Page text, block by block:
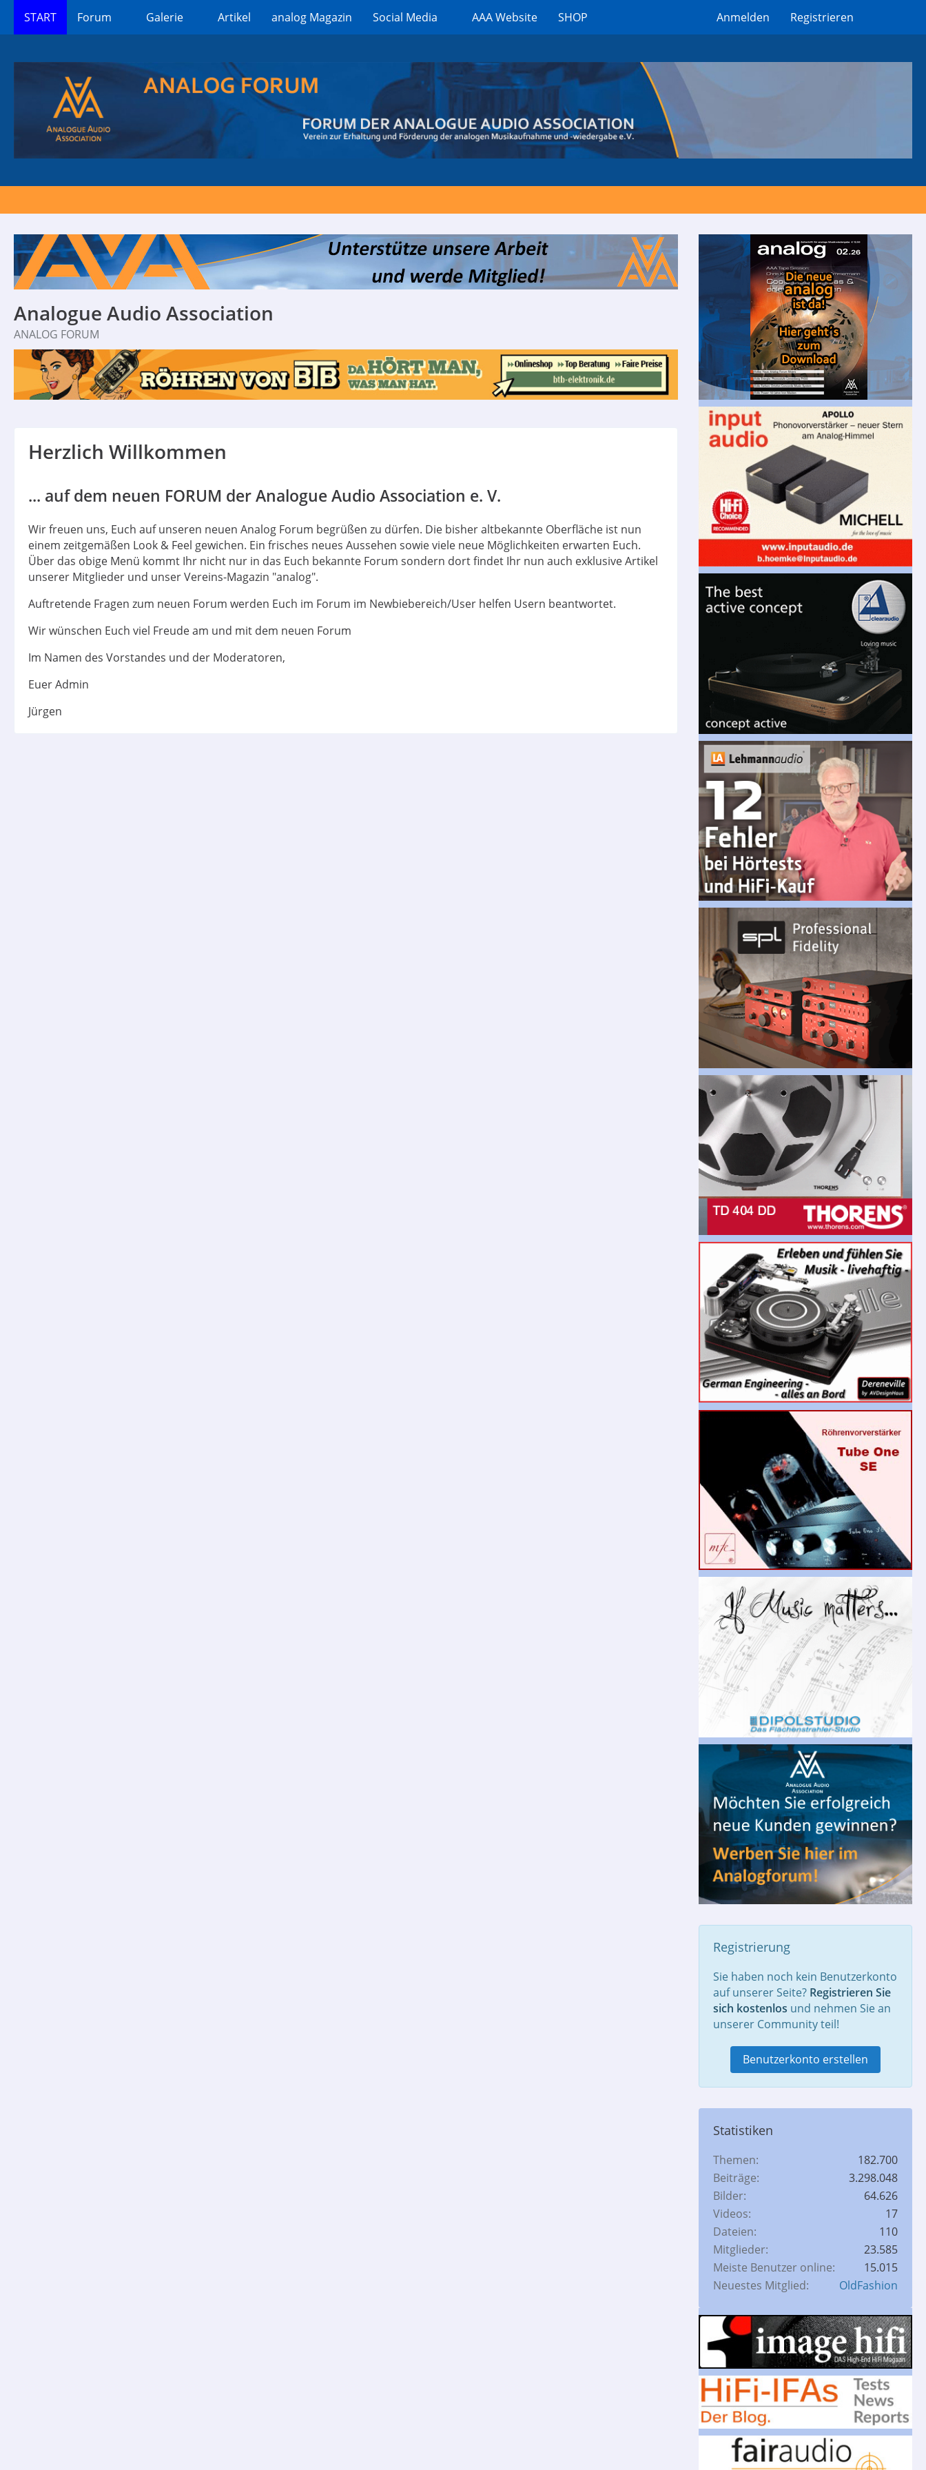
START Forum Galerie Artikel analog Magazin Social Media AAA Website SHOP Anmelden Registrieren
Analogue Audio Association
ANALOG FORUM
Herzlich Willkommen
... auf dem neuen FORUM der Analogue Audio Association e. V.
Wir freuen uns, Euch auf unseren neuen Analog Forum begrüßen zu dürfen. Die bisher altbekannte Oberfläche ist nun
einem zeitgemäßen Look & Feel gewichen. Ein frisches neues Aussehen sowie viele neue Möglichkeiten erwarten Euch.
Über das obige Menü kommt Ihr nicht nur in das Euch bekannte Forum sondern dort findet Ihr nun auch exklusive Artikel
unserer Mitglieder und unser Vereins-Magazin "analog".
Auftretende Fragen zum neuen Forum werden Euch im Forum im Newbiebereich/User helfen Usern beantwortet.
Wir wünschen Euch viel Freude am und mit dem neuen Forum
Im Namen des Vorstandes und der Moderatoren,
Euer Admin
Jürgen
Registrierung
Sie haben noch kein Benutzerkonto
auf unserer Seite? Registrieren Sie
sich kostenlos und nehmen Sie an
unserer Community teil!
Benutzerkonto erstellen
Statistiken
Themen
182.700
Beiträge
3.298.048
Bilder
64.626
Videos
17
Dateien
110
Mitglieder
23.585
Meiste Benutzer online
15.015
Neuestes Mitglied
OldFashion